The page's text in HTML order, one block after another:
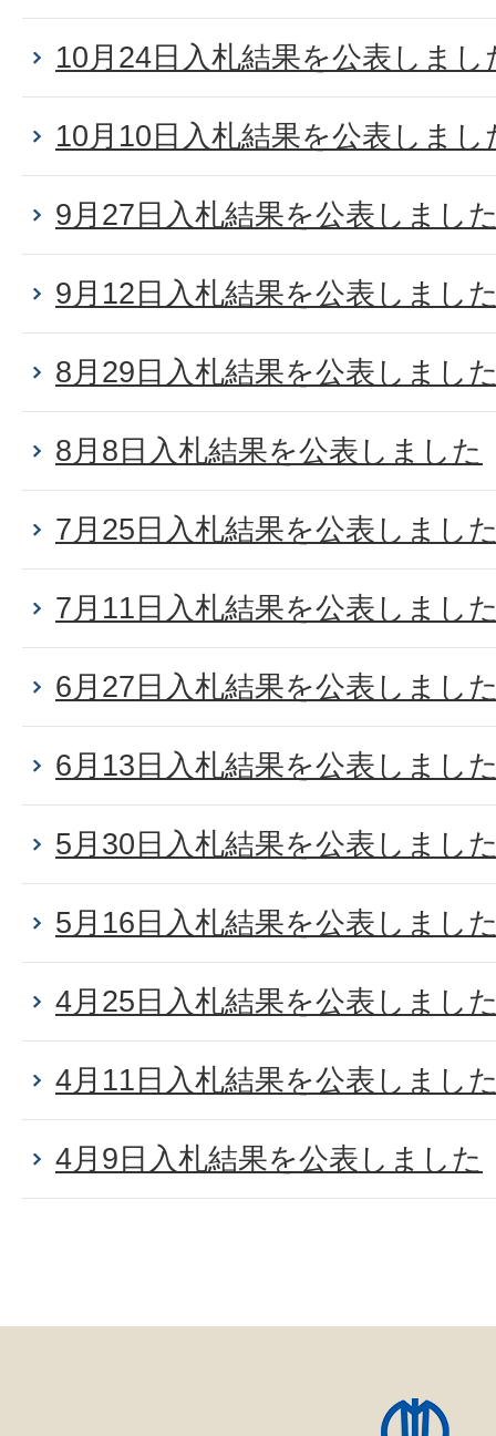
10月24日入札結果を公表しまし
10月10日入札結果を公表しまし
9月27日入札結果を公表しまし
9月12日入札結果を公表しまし
8月29日入札結果を公表しまし
8月8日入札結果を公表しました
7月25日入札結果を公表しまし
7月11日入札結果を公表しまし
6月27日入札結果を公表しまし
6月13日入札結果を公表しまし
5月30日入札結果を公表しまし
5月16日入札結果を公表しまし
4月25日入札結果を公表しまし
4月11日入札結果を公表しまし
4月9日入札結果を公表しました